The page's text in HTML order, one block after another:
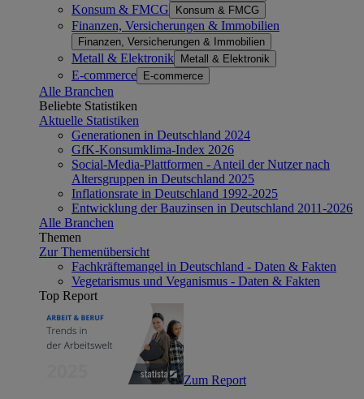
Konsum & FMCG Konsum & FMCG
Finanzen, Versicherungen & Immobilien
Finanzen, Versicherungen & Immobilien
Metall & Elektronik Metall & Elektronik
E-commerce E-commerce
Alle Branchen
Beliebte Statistiken
Aktuelle Statistiken
Generationen in Deutschland 2024
GfK-Konsumklima-Index 2026
Social-Media-Plattformen - Anteil der Nutzer nach
Altersgruppen in Deutschland 2025
Inflationsrate in Deutschland 1992-2025
Entwicklung der Bauzinsen in Deutschland 2011-2026
Alle Branchen
Themen
Zur Themenübersicht
Fachkräftemangel in Deutschland - Daten & Fakten
Vegetarismus und Veganismus - Daten & Fakten
Top Report
Zum Report